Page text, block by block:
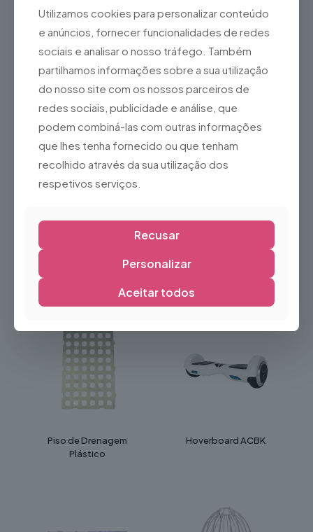
Confortáveis para utilização prolongada
Dias de chuva
Jardinagem
Agricultura
Trabalhos no exterior
Eventos
Campismo
Atividades ao ar livre
Produto novo, sem utilização, pronto a usar.
Produtos Relacionados
Piso de Drenagem
Plástico
Hoverboard ACBK
Utilizamos cookies para personalizar conteúdo
e anúncios, fornecer funcionalidades de redes
sociais e analisar o nosso tráfego. Também
partilhamos informações sobre a sua utilização
do nosso site com os nossos parceiros de
redes sociais, publicidade e análise, que
podem combiná-las com outras informações
que lhes tenha fornecido ou que tenham
recolhido através da sua utilização dos
respetivos serviços.
Recusar
Personalizar
Aceitar todos